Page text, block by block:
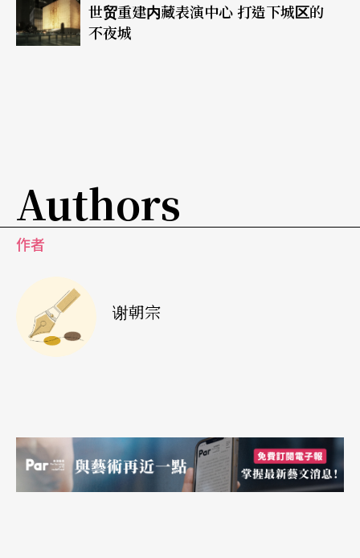
百老汇演员分红有先例，一九七五年的《歌舞线
上》是导演Michael Bennett透过访谈百老汇舞者，
但红如何分有其棘手处。戏在上百老汇前往往经过
长时间的试演修改：读剧（reading）、工作坊（w
等，有时可以长达好几年，演员可能提供修改意
见，好的导演或作者也会根据演员的特质而调整台
词表演方式，但这期间演员常有更换，如何量化不
虑到百老汇回收率只有五分之一，大部分演员都是
签这种约。
世贸重建内藏表演中心 打造下城区的
不夜城
Authors
作者
谢朝宗